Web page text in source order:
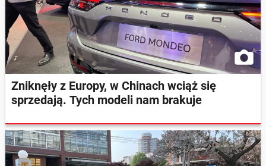
Zniknęły z Europy, w Chinach wciąż się
sprzedają. Tych modeli nam brakuje